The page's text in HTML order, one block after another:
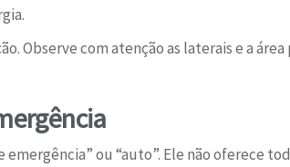
Observe com atenção as laterais e a
ou “auto”. Ele não oferece